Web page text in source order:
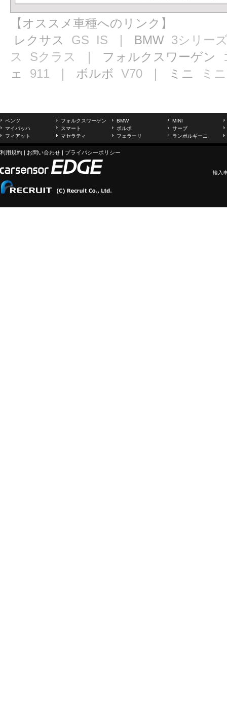
【オススメ車種へのリンク】
レクサス GS IS ｜ BMW 3シリー
ス
Sクラス ｜ フォルクスワーゲン
ェ 911 ｜ ボルボ V70 ｜ ミニ ミニ
ベンツ フォルクスワーゲン BMW
MINI
マイバッハ
スマート ボルボ
サーブ
フィアット
マセラティ フェラーリ ランボルギーニ
利用規約 | お問い合わせ | プライバシーポリシー
輸入